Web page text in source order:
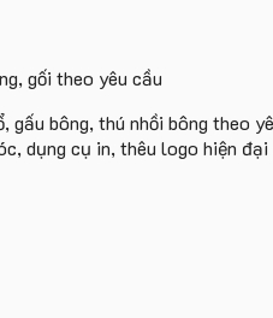
bông, thú nhồi bông theo
dụng cụ in, thêu logo hiện